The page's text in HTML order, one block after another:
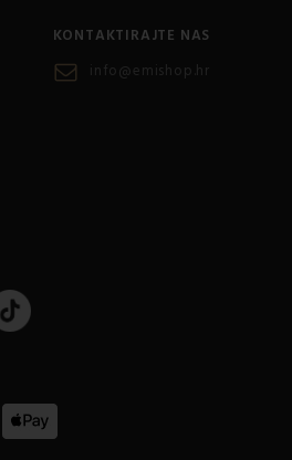
KONTAKTIRAJTE NAS
info@emishop.hr